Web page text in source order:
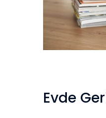
Evde